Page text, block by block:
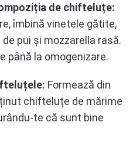
de chifteluțe:
îmbină vinetele gătite,
pui și mozzarella rasă.
până la omogenizare.
Formează din
chifteluțe de mărime
te că sunt bine